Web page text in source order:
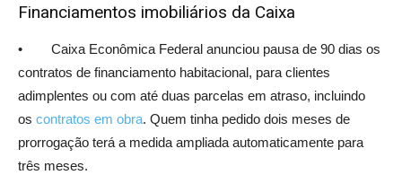
Financiamentos imobiliários da Caixa
• Caixa Econômica Federal anunciou pausa de 90 dias os
contratos de financiamento habitacional, para clientes
adimplentes ou com até duas parcelas em atraso, incluindo
os contratos em obra. Quem tinha pedido dois meses de
prorrogação terá a medida ampliada automaticamente para
três meses.